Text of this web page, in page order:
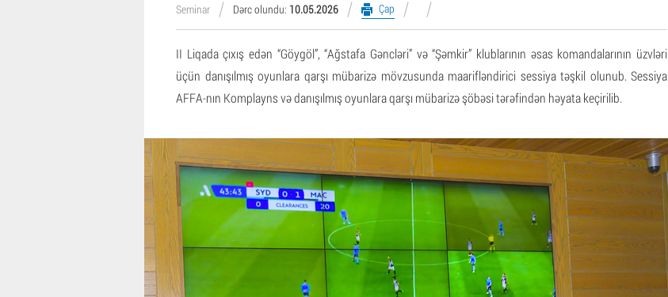
Seminar Dərc olundu: 10.05.2026 Çap
II Liqada çıxış edən “Göygöl”, “Ağstafa Gəncləri” və “Şəmkir” klublarının əsas komandalarının üzvləri
üçün danışılmış oyunlara qarşı mübarizə mövzusunda maarifləndirici sessiya təşkil olunub. Sessiya
AFFA-nın Komplayns və danışılmış oyunlara qarşı mübarizə şöbəsi tərəfindən həyata keçirilib.